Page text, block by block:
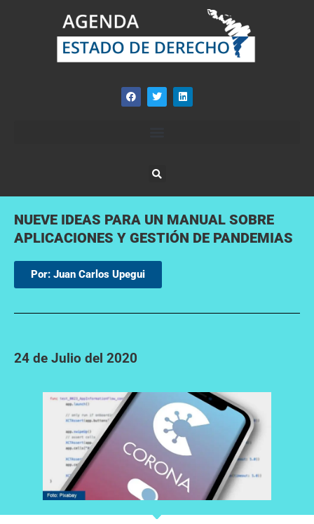
NUEVE IDEAS PARA UN MANUAL SOBRE
APLICACIONES Y GESTIÓN DE PANDEMIAS
Por: Juan Carlos Upegui
24 de Julio del 2020